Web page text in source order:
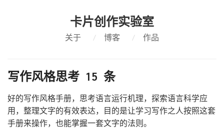
卡片创作实验室
关于 / 博客 / 作品
写作风格思考 15 条
好的写作风格手册，思考语言运行机理，探索语言科学应
用，整理文字的有效表达，目的是让学习写作之人按照这套
手册来操作，也能掌握一套文字的法则。